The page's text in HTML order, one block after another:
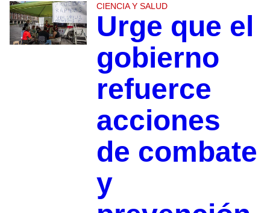
CIENCIA Y SALUD
Urge que el
gobierno
refuerce
acciones
de combate
y